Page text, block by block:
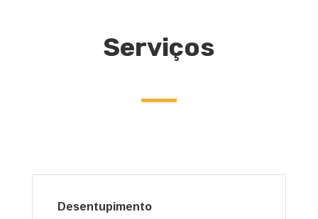
Serviços
Desentupimento